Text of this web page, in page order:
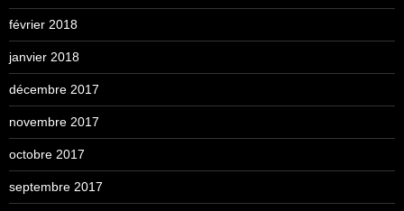
février 2018
janvier 2018
décembre 2017
novembre 2017
octobre 2017
septembre 2017